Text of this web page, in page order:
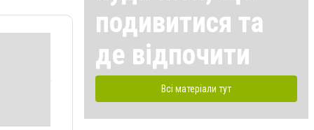
подивитися та
де відпочити
Всі матеріали тут